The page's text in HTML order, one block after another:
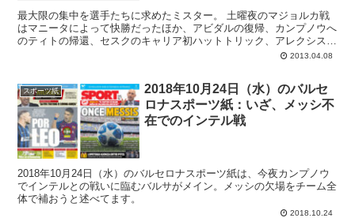
最大限の集中を選手たちに求めたミスター。 土曜夜のマジョルカ戦
はマニータによって快勝だったほか、アビダルの復帰、カンプノウへ
のティトの帰還、セスクのキャリア初ハットトリック、アレクシスの
2013.04.08
スポーツ紙
2018年10月24日（水）のバルセ
ロナスポーツ紙：いざ、メッシ不
在でのインテル戦
2018年10月24日（水）のバルセロナスポーツ紙は、今夜カンプノウ
でインテルとの戦いに臨むバルサがメイン。メッシの欠場をチーム全
体で補おうと述べてます。
2018.10.24